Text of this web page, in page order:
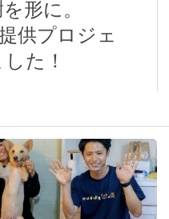
形に。
供プロジェ
た！